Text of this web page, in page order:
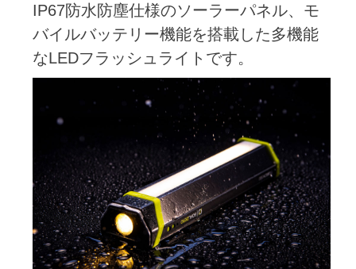
IP67防水防塵仕様のソーラーパネル、モ
バイルバッテリー機能を搭載した多機能
なLEDフラッシュライトです。